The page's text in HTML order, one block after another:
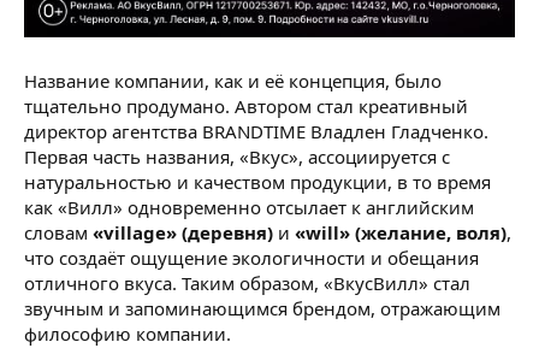
Название компании, как и её концепция, было
тщательно продумано. Автором стал креативный
директор агентства BRANDTIME Владлен Гладченко.
Первая часть названия, «Вкус», ассоциируется с
натуральностью и качеством продукции, в то время
как «Вилл» одновременно отсылает к английским
словам «village» (деревня) и «will» (желание, воля),
что создаёт ощущение экологичности и обещания
отличного вкуса. Таким образом, «ВкусВилл» стал
звучным и запоминающимся брендом, отражающим
философию компании.